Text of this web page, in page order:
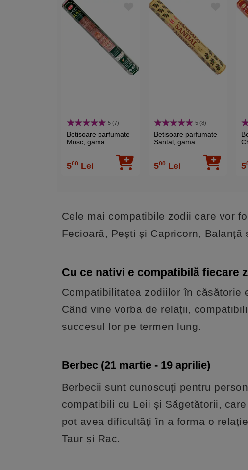
5 (7)
Betisoare parfumate
Mosc, gama
original Musk, aroma
orientala 20 buc
500 Lei
5 (8)
Betisoare parfumate
Santal, gama
orientala 20 buc
500 Lei 5
Cele mai compatibile zodii care vor
Fecioară, Pești și Capricorn, Balanță
Cu ce nativi e compatibilă fiecare
Compatibilitatea zodiilor în căsătorie
Când vine vorba de relații,
succesul lor pe termen lung.
Berbec (21 martie - 19 aprilie)
Berbecii sunt cunoscuți pentru
compatibili cu Leii și Săgetătorii,
pot avea dificultăți în a forma o
Taur și Rac.